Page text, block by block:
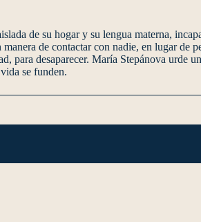
de su hogar y su lengua materna,
de contactar con nadie, en lugar de
para desaparecer. María Stepánova urde
se funden.